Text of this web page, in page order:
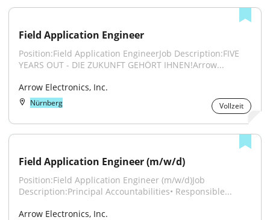
Field Application Engineer
Position:Field Application EngineerJob Description:FIVE
YEARS OUT - DIE ZUKUNFT GEHÖRT IHNEN!Arrow...
Arrow Electronics, Inc.
Nürnberg Vollzeit
Field Application Engineer (m/w/d)
Position:Field Application Engineer (m/w/d)Job
Description:Principal Accountabilities• Responsible...
Arrow Electronics, Inc.